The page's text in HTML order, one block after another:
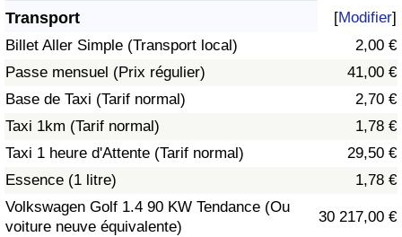
Transport [Modifier]
Billet Aller Simple (Transport local)
2,00 €
Passe mensuel (Prix régulier)
41,00 €
Base de Taxi (Tarif normal)
2,70 €
Taxi 1km (Tarif normal)
1,78 €
Taxi 1 heure d'Attente (Tarif normal)
29,50 €
Essence (1 litre)
1,78 €
Volkswagen Golf 1.4 90 KW Tendance (Ou
voiture neuve équivalente)
30 217,00 €